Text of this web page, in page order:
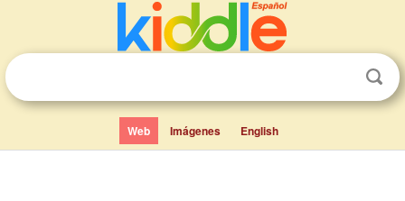
Web Imágenes English